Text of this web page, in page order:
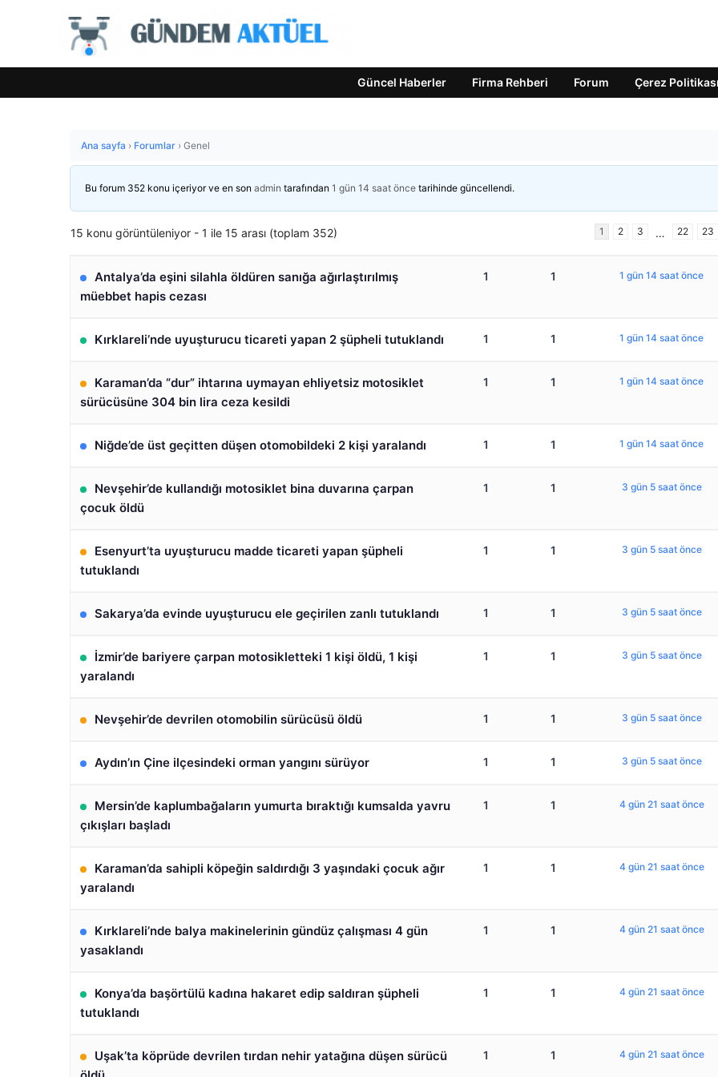
Güncel Haberler Firma Rehberi Forum Çerez Politikası
Ana sayfa › Forumlar › Genel
Bu forum 352 konu içeriyor ve en son admin tarafından 1 gün 14 saat önce tarihinde güncellendi.
15 konu görüntüleniyor - 1 ile 15 arası (toplam 352) 1 2 3 … 22 23
Antalya’da eşini silahla öldüren sanığa ağırlaştırılmış
müebbet hapis cezası
1 1 1 gün 14 saat önce
Kırklareli’nde uyuşturucu ticareti yapan 2 şüpheli tutuklandı 1 1 1 gün 14 saat önce
Karaman’da “dur” ihtarına uymayan ehliyetsiz motosiklet
sürücüsüne 304 bin lira ceza kesildi
1 1 1 gün 14 saat önce
Niğde’de üst geçitten düşen otomobildeki 2 kişi yaralandı 1 1 1 gün 14 saat önce
Nevşehir’de kullandığı motosiklet bina duvarına çarpan
çocuk öldü
1 1 3 gün 5 saat önce
Esenyurt’ta uyuşturucu madde ticareti yapan şüpheli
tutuklandı
1 1 3 gün 5 saat önce
Sakarya’da evinde uyuşturucu ele geçirilen zanlı tutuklandı 1 1 3 gün 5 saat önce
İzmir’de bariyere çarpan motosikletteki 1 kişi öldü, 1 kişi
yaralandı
1 1 3 gün 5 saat önce
Nevşehir’de devrilen otomobilin sürücüsü öldü 1 1 3 gün 5 saat önce
Aydın’ın Çine ilçesindeki orman yangını sürüyor 1 1 3 gün 5 saat önce
Mersin’de kaplumbağaların yumurta bıraktığı kumsalda yavru
çıkışları başladı
1 1 4 gün 21 saat önce
Karaman’da sahipli köpeğin saldırdığı 3 yaşındaki çocuk ağır
yaralandı
1 1 4 gün 21 saat önce
Kırklareli’nde balya makinelerinin gündüz çalışması 4 gün
yasaklandı
1 1 4 gün 21 saat önce
Konya’da başörtülü kadına hakaret edip saldıran şüpheli
tutuklandı
1 1 4 gün 21 saat önce
Uşak’ta köprüde devrilen tırdan nehir yatağına düşen sürücü
1 1 4 gün 21 saat önce